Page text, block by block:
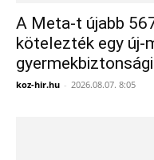
A Meta-t újabb
kötelezték egy új-
koz-hir.hu - 2026.08.07. 8:05